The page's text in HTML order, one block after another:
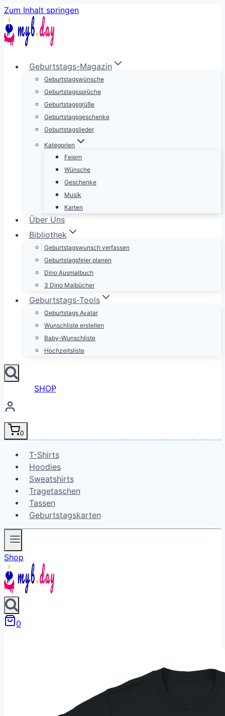
Zum Inhalt springen
Geburtstags-Magazin
Geburtstagswünsche
Geburtstagssprüche
Geburtstagsgrüße
Geburtstagsgeschenke
Geburtstagslieder
Kategorien
Feiern
Wünsche
Geschenke
Musik
Karten
Über Uns
Bibliothek
Geburtstagswunsch verfassen
Geburtstagsfeier planen
Dino Ausmalbuch
3 Dino Malbücher
Geburtstags-Tools
Geburtstags Avatar
Wunschliste erstellen
Baby-Wunschliste
Hochzeitsliste
SHOP
0
T-Shirts
Hoodies
Sweatshirts
Tragetaschen
Tassen
Geburtstagskarten
Shop
0